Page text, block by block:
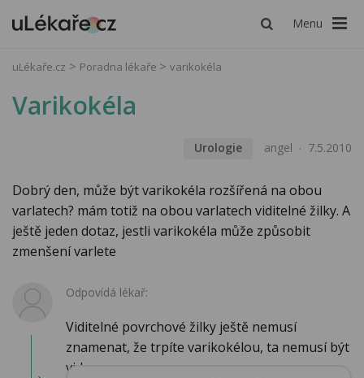
Menu
uLékaře.cz Poradna lékaře varikokéla
Varikokéla
Urologie angel 7.5.2010
Dobrý den, může být varikokéla rozšířená na obou
varlatech? mám totiž na obou varlatech viditelné žilky. A
ještě jeden dotaz, jestli varikokéla může způsobit
zmenšení varlete
Odpovídá lékař:
Viditelné povrchové žilky ještě nemusí
znamenat, že trpíte varikokélou, ta nemusí být
vid...